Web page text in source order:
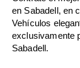
en Sabadell, en
Vehículos
exclusivamente
Sabadell.